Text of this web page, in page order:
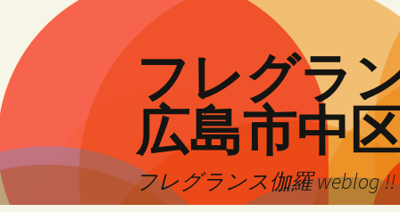
ン
ツ
へ
ッ
プ
フレグラ
広島市中
フレグランス伽羅 weblog